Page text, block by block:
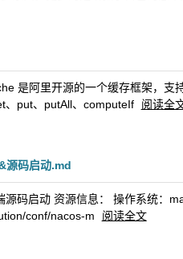
是阿里开源的一个缓存框架，
、put、putAll、computeIf
阅读全
源码启动.md
源码启动 资源信息： 操作系统：
conf/nacos-m
阅读全文